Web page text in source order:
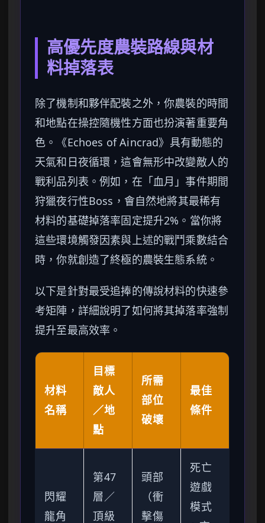
高優先度農裝路線與材
料掉落表
除了機制和夥伴配裝之外，你農裝的時間
和地點在操控隨機性方面也扮演著重要角
色。《Echoes of Aincrad》具有動態的
天氣和日夜循環，這會無形中改變敵人的
戰利品列表。例如，在「血月」事件期間
狩獵夜行性Boss，會自然地將其最稀有
材料的基礎掉落率固定提升2%。當你將
這些環境觸發因素與上述的戰鬥乘數結合
時，你就創造了終極的農裝生態系統。
以下是針對最受追捧的傳說材料的快速參
考矩陣，詳細說明了如何將其掉落率強制
提升至最高效率。
材料
名稱
目標
敵人
／地
點
所需
部位
破壞
最佳
條件
閃耀
龍角
第47
層／
頂級
頭部
（衝
擊傷
死亡
遊戲
模式